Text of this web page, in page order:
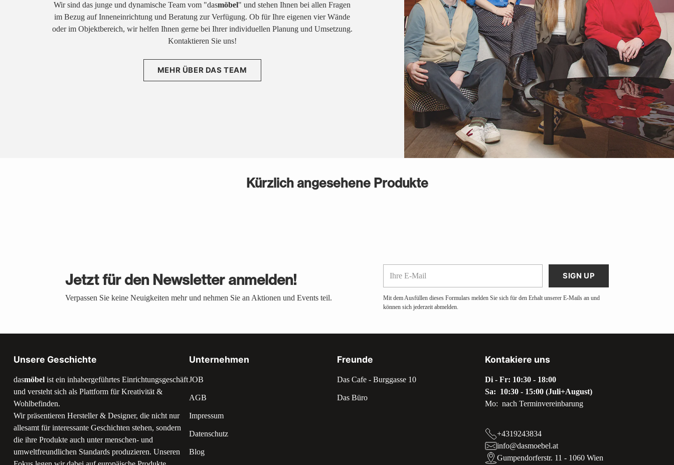
Wir sind das junge und dynamische Team vom "dasmöbel" und stehen Ihnen bei allen Fragen
im Bezug auf Inneneinrichtung und Beratung zur Verfügung. Ob für Ihre eigenen vier Wände
oder im Objektbereich, wir helfen Ihnen gerne bei Ihrer individuellen Planung und Umsetzung.
Kontaktieren Sie uns!
MEHR ÜBER DAS TEAM
Kürzlich angesehene Produkte
Jetzt für den Newsletter anmelden!
Verpassen Sie keine Neuigkeiten mehr und nehmen Sie an Aktionen und Events teil.
Mail
SIGN UP
Mit dem Ausfüllen dieses Formulars melden Sie sich für den Erhalt unserer E-Mails an und
können sich jederzeit abmelden.
Unsere Geschichte
dasmöbel ist ein inhabergeführtes Einrichtungsgeschäft
und versteht sich als Plattform für Kreativität &
Wohlbefinden.
Wir präsentieren Hersteller & Designer, die nicht nur
allesamt für interessante Geschichten stehen, sondern
die ihre Produkte auch unter menschen- und
umweltfreundlichen Standards produzieren. Unseren
Unternehmen
JOB
AGB
Impressum
Datenschutz
Blog
Freunde
Das Cafe - Burggasse 10
Das Büro
Kontakiere uns
Di - Fr: 10:30 - 18:00
Sa: 10:30 - 15:00 (Juli+August)
Mo: nach Terminvereinbarung
+4319243834
info@dasmoebel.at
Gumpendorferstr. 11 - 1060 Wien